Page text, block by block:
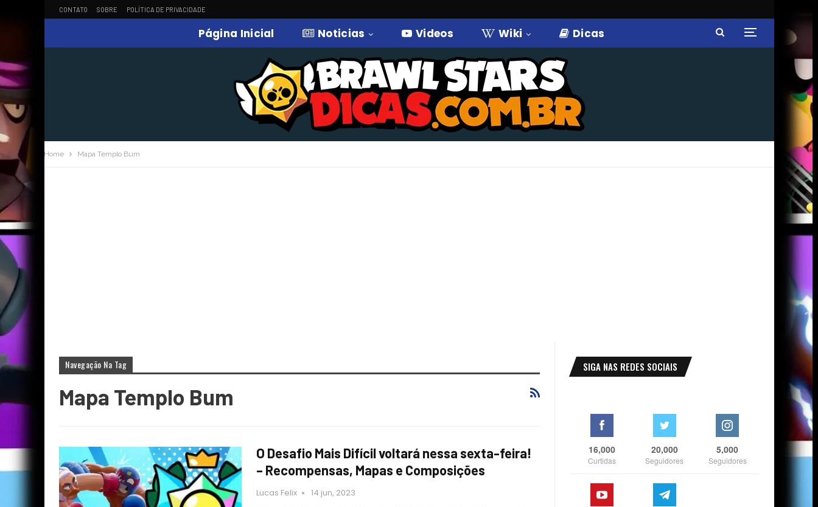
CONTATO SOBRE POLÍTICA DE PRIVACIDADE
Página Inicial Noticias Videos Wiki Dicas
Home Mapa Templo Bum
Navegação Na Tag
Mapa Templo Bum
O Desafio Mais Difícil voltará nessa sexta-feira!
– Recompensas, Mapas e Composições
Lucas Felix 14 jun, 2023
SIGA NAS REDES SOCIAIS
16,000
Curtidas
20,000
Seguidores
5,000
Seguidores